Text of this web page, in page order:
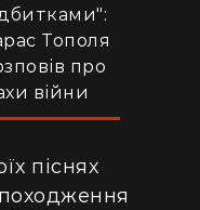
Тополя
про
війни
піснях